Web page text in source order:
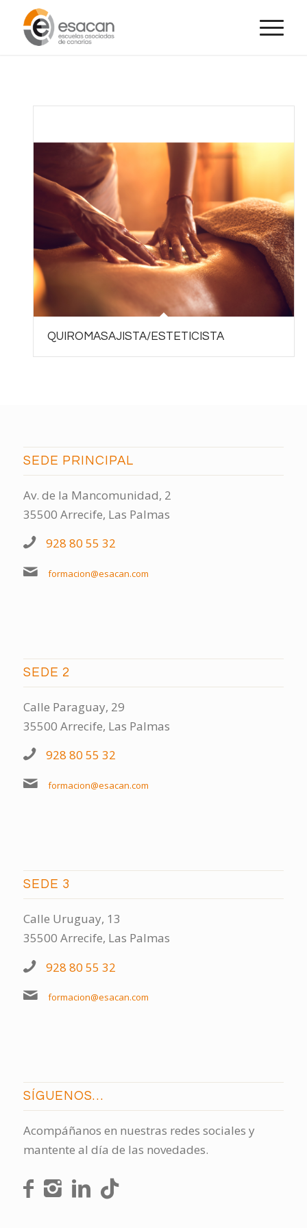
QUIROMASAJISTA/ESTETICISTA
SEDE PRINCIPAL
Av. de la Mancomunidad, 2
35500 Arrecife, Las Palmas
928 80 55 32
formacion@esacan.com
SEDE 2
Calle Paraguay, 29
35500 Arrecife, Las Palmas
928 80 55 32
formacion@esacan.com
SEDE 3
Calle Uruguay, 13
35500 Arrecife, Las Palmas
928 80 55 32
formacion@esacan.com
SÍGUENOS…
Acompáñanos en nuestras redes sociales y
mantente al día de las novedades.